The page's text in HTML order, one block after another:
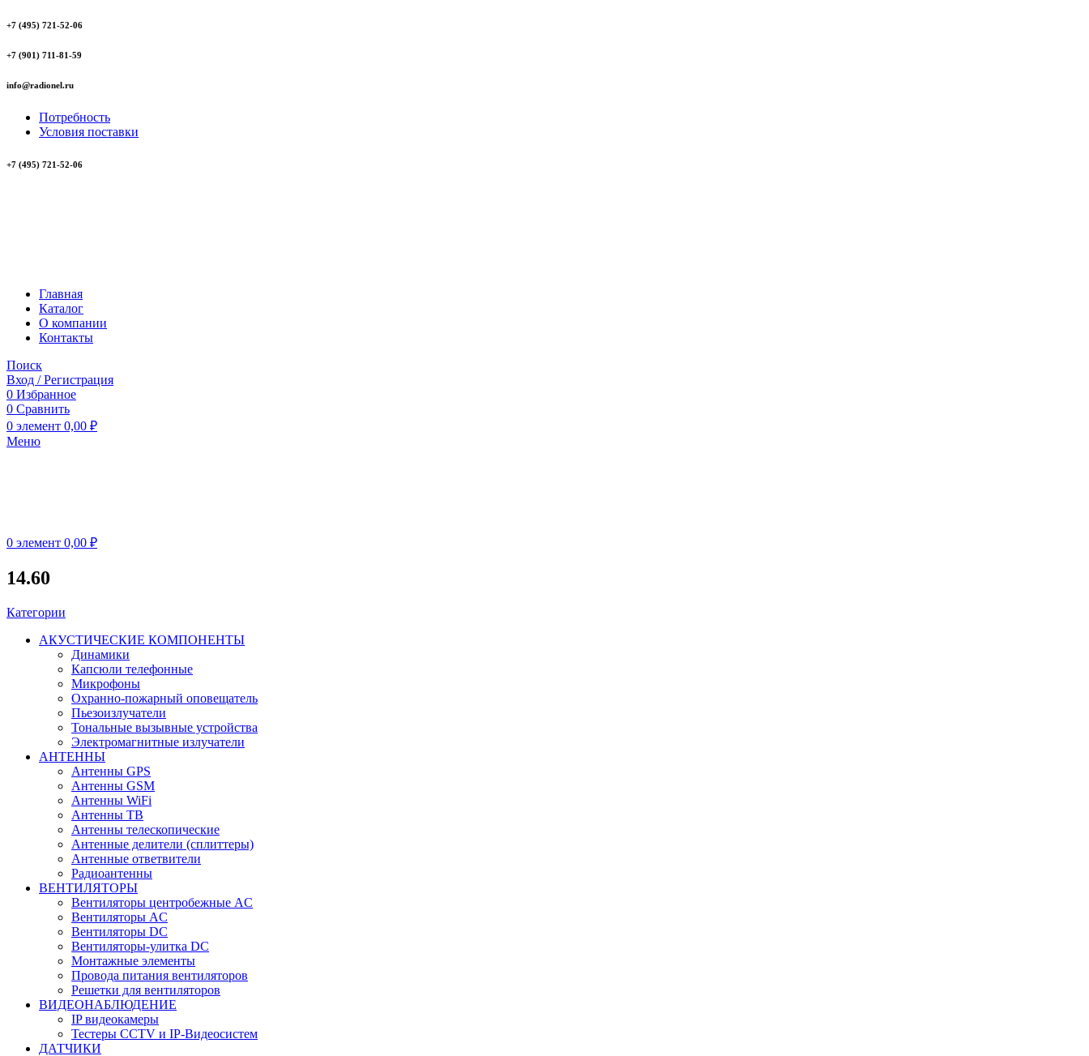
+7 (495) 721-52-06
+7 (901) 711-81-59
info@radionel.ru
Потребность
Условия поставки
+7 (495) 721-52-06
Главная
Каталог
О компании
Контакты
Поиск
Вход / Регистрация
0 Избранное
0 Сравнить
0 элемент 0,00 ₽
Меню
0 элемент 0,00 ₽
14.60
Категории
АКУСТИЧЕСКИЕ КОМПОНЕНТЫ
Динамики
Капсюли телефонные
Микрофоны
Охранно-пожарный оповещатель
Пьезоизлучатели
Тональные вызывные устройства
Электромагнитные излучатели
АНТЕННЫ
Антенны GPS
Антенны GSM
Антенны WiFi
Антенны ТВ
Антенны телескопические
Антенные делители (сплиттеры)
Антенные ответвители
Радиоантенны
ВЕНТИЛЯТОРЫ
Вентиляторы центробежные AC
Вентиляторы AC
Вентиляторы DC
Вентиляторы-улитка DC
Монтажные элементы
Провода питания вентиляторов
Решетки для вентиляторов
ВИДЕОНАБЛЮДЕНИЕ
IP видеокамеры
Тестеры CCTV и IP-Видеосистем
ДАТЧИКИ